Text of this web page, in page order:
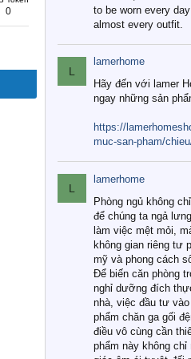
0
to be worn every
almost every outfit.
L
lamerhome
Hãy đến với lamer
ngay những sản
https://
muc-san-pham/
L
lamerhome
Phòng ngủ không
để chúng ta ngả
làm việc mệt mỏi,
không gian riêng tư
mỹ và phong cách
Để biến căn phòng
nghỉ dưỡng đích
nhà, việc đầu tư
phẩm chăn ga gối
điều vô cùng cần
phẩm này không chỉ